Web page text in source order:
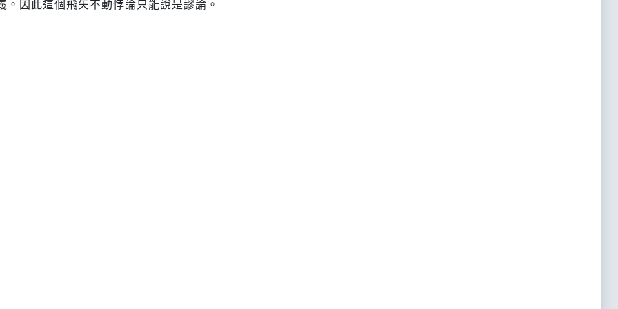
。因此這個飛矢不動悖論只能說是謬論。